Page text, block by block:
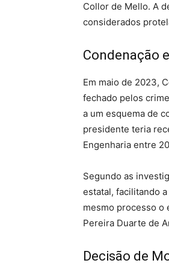
Collor de Mello. A
considerados
Condenação
Em maio de 2023,
fechado pelos
a um esquema de
presidente teria
Engenharia entre
Segundo as
estatal, facilitando
mesmo processo o
Pereira Duarte de
Decisão de